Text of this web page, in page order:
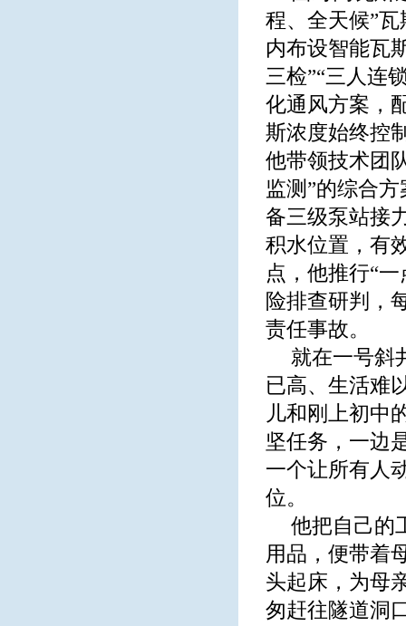
程、全天候”
内布设智能瓦
三检”“三人连
化通风方案，
斯浓度始终控
他带领技术团
监测”的综合
备三级泵站接
积水位置，有
点，他推行“
险排查研判，
责任事故。
就在一号斜
已高、生活难
儿和刚上初中
坚任务，一边
一个让所有人
位。
他把自己的
用品，便带着
头起床，为母
匆赶往隧道洞